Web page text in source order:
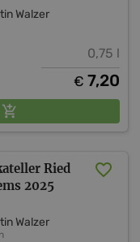
Walzer
0,75 l
€ 7,20
Ried
2025
Walzer